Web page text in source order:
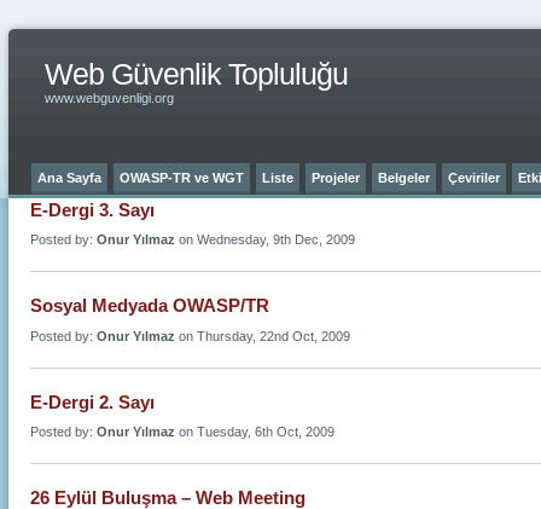
Web Güvenlik Topluluğu
www.webguvenligi.org
Ana Sayfa OWASP-TR ve WGT Liste Projeler Belgeler Çeviriler
E-Dergi 3. Sayı
Posted by: Onur Yılmaz on Wednesday, 9th Dec, 2009
Sosyal Medyada OWASP/TR
Posted by: Onur Yılmaz on Thursday, 22nd Oct, 2009
E-Dergi 2. Sayı
Posted by: Onur Yılmaz on Tuesday, 6th Oct, 2009
26 Eylül Buluşma – Web Meeting